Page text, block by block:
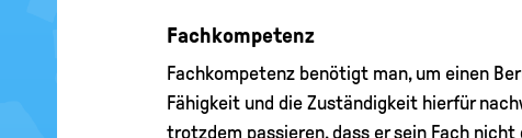
Fachkompetenz
Fachkompetenz benötigt man, um einen
Fähigkeit und die Zuständigkeit hierfür
trotzdem passieren, dass er sein Fach